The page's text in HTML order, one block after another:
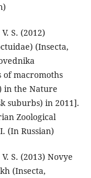
S. (2012)
(Insecta,
of macromoths
in the Nature
suburbs) in 2011].
Zoological
(In Russian)
S. (2013) Novye
(Insecta,